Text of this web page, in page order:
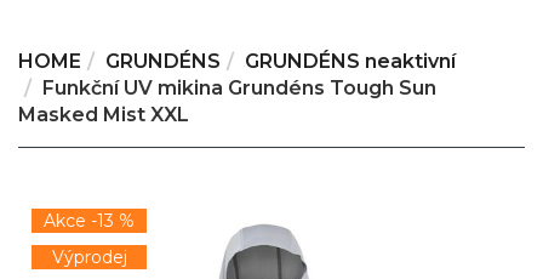
HOME GRUNDÉNS
GRUNDÉNS neaktivní
Funkční UV mikina Grundéns Tough Sun
Masked Mist XXL
Akce -13 %
Výprodej